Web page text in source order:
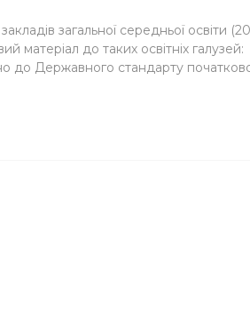
загальної середньої освіти
матеріал до таких освітніх галузей:
до Державного стандарту